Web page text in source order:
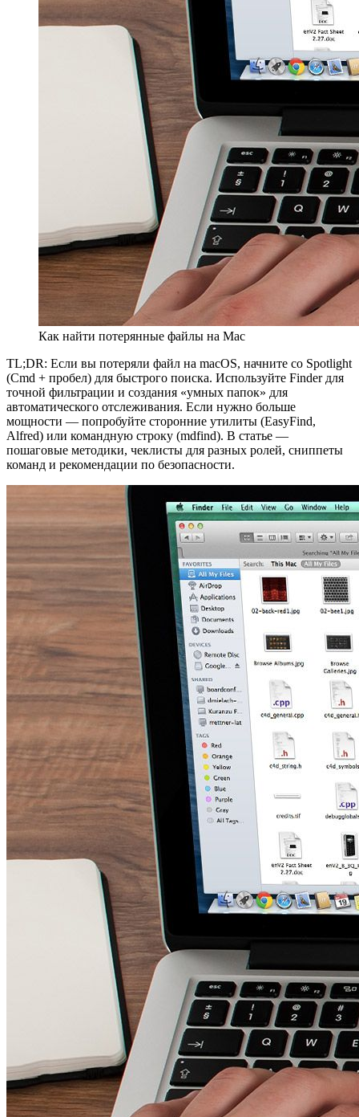
Как найти потерянные файлы на Mac
TL;DR: Если вы потеряли файл на macOS, начните со Spotlight
(Cmd + пробел) для быстрого поиска. Используйте Finder для
точной фильтрации и создания «умных папок» для
автоматического отслеживания. Если нужно больше
мощности — попробуйте сторонние утилиты (EasyFind,
Alfred) или командную строку (mdfind). В статье —
пошаговые методики, чеклисты для разных ролей, сниппеты
команд и рекомендации по безопасности.